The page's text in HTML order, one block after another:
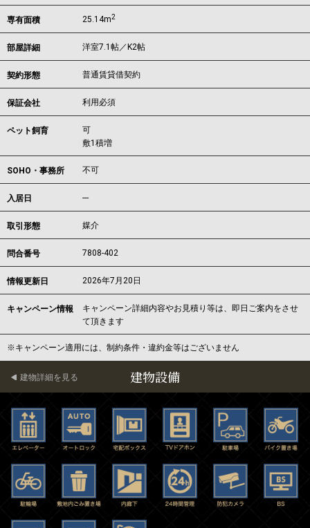
専有面積 25.14m2
部屋詳細 洋室7.1帖／K2帖
契約形態 普通賃貸借契約
保証会社 利用必須
ペット飼育
可
敷1積増
SOHO・事務所 不可
入居日 ---
取引形態 媒介
問合番号 7808-402
情報更新日 2026年7月20日
キャンペーン情報
キャンペーン詳細内容やお見積り等は、即日ご案内をさせ
て頂きます
※キャンペーン適用には、制約条件・違約金等はございません
建物設備
建物詳細を見る